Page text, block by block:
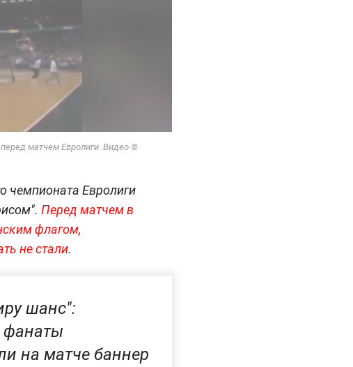
матчем Евролиги. Видео ©
чемпионата Евролиги
Перед матчем в
флагом,
не стали.
шанс":
фанаты
на матче баннер